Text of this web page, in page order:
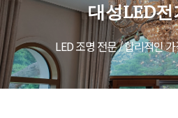
대성LED전
LED 조명 전문 / 합리적인